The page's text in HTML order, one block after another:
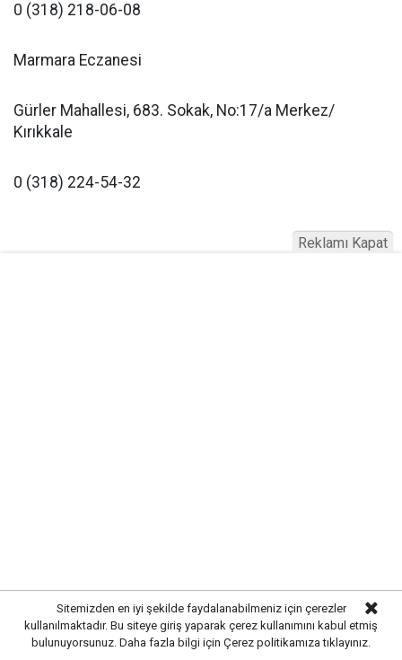
0 (318) 218-06-08
Marmara Eczanesi
Gürler Mahallesi, 683. Sokak, No:17/a Merkez/
Kırıkkale
0 (318) 224-54-32
Sitemizden en iyi şekilde faydalanabilmeniz için çerezler
kullanılmaktadır. Bu siteye giriş yaparak çerez kullanımını kabul etmiş
bulunuyorsunuz. Daha fazla bilgi için Çerez politikamıza tıklayınız.
Reklamı Kapat